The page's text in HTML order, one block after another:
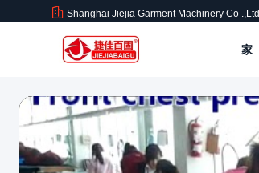
Shanghai Jiejia Garment Machinery Co .,ltd
家